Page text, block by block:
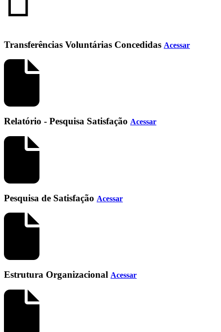
Transferências Voluntárias Concedidas Acessar
Relatório - Pesquisa Satisfação Acessar
Pesquisa de Satisfação Acessar
Estrutura Organizacional Acessar